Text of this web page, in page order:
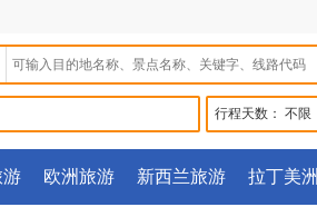
行程天数： 不限
游 欧洲旅游 新西兰旅游 拉丁美洲